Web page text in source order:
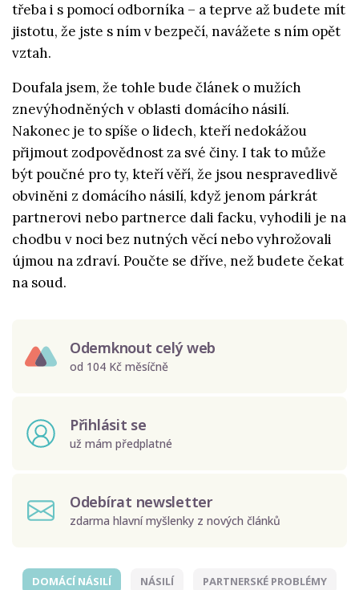
třeba i s pomocí odborníka – a teprve až budete mít
jistotu, že jste s ním v bezpečí, navážete s ním opět
vztah.
Doufala jsem, že tohle bude článek o mužích
znevýhodněných v oblasti domácího násilí.
Nakonec je to spíše o lidech, kteří nedokážou
přijmout zodpovědnost za své činy. I tak to může
být poučné pro ty, kteří věří, že jsou nespravedlivě
obviněni z domácího násilí, když jenom párkrát
partnerovi nebo partnerce dali facku, vyhodili je na
chodbu v noci bez nutných věcí nebo vyhrožovali
újmou na zdraví. Poučte se dříve, než budete čekat
na soud.
Odemknout celý web
od 104 Kč měsíčně
Přihlásit se
už mám předplatné
Odebírat newsletter
zdarma hlavní myšlenky z nových článků
DOMÁCÍ NÁSILÍ NÁSILÍ PARTNERSKÉ PROBLÉMY